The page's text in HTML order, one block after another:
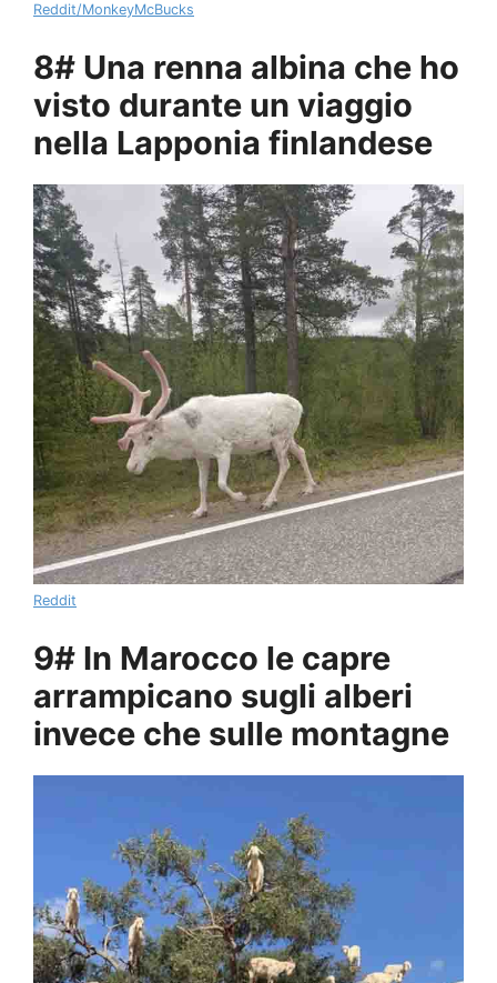
Reddit/MonkeyMcBucks
8# Una renna albina che ho
visto durante un viaggio
nella Lapponia finlandese
Reddit
9# In Marocco le capre
arrampicano sugli alberi
invece che sulle montagne